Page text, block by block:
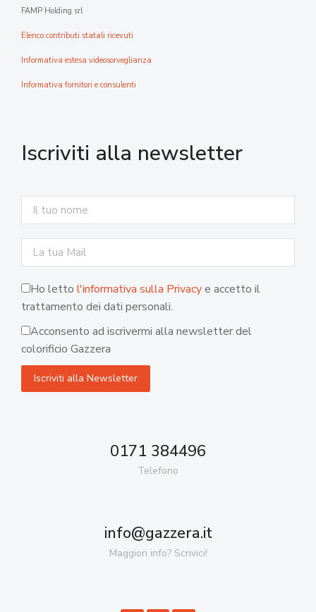
FAMP Holding srl
Elenco contributi statali ricevuti
Informativa estesa videosorveglianza
Informativa fornitori e consulenti
Iscriviti alla newsletter
Ho letto l'informativa sulla Privacye accetto il
trattamento dei dati personali.
Acconsento ad iscrivermi alla newsletter del
colorificio Gazzera
0171 384496
Telefono
info@gazzera.it
Maggiori info? Scrivici!